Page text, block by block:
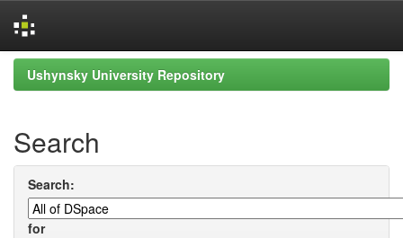
Skip
navigation
Ushynsky University Repository
Search
Search:
for